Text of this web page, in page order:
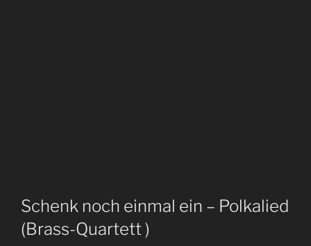
Schenk noch einmal ein – Polkalied
(Brass-Quartett )